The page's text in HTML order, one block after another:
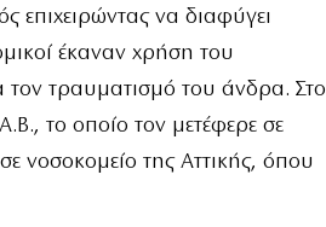
επιχειρώντας να διαφύγει
έκαναν χρήση του
τραυματισμό του άνδρα. Στο
το οποίο τον μετέφερε σε
νοσοκομείο της Αττικής, όπου